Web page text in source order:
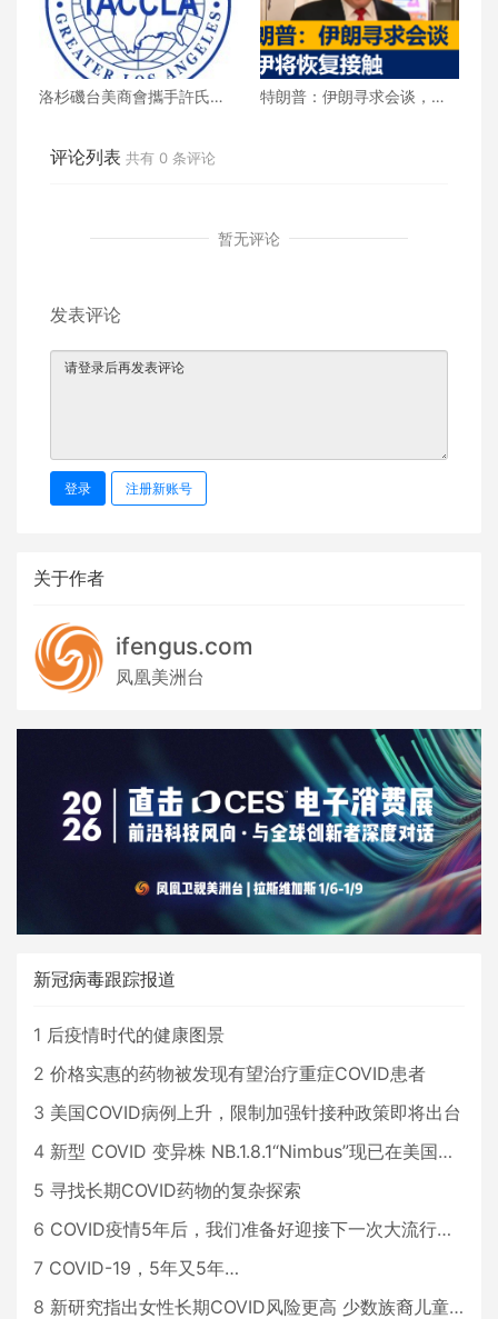
洛杉磯台美商會攜手許氏參
特朗普：伊朗寻求会谈，美
评论列表 共有 0 条评论
暂无评论
发表评论
登录 注册新账号
关于作者
ifengus.com
凤凰美洲台
新冠病毒跟踪报道
1 后疫情时代的健康图景
2 价格实惠的药物被发现有望治疗重症COVID患者
3 美国COVID病例上升，限制加强针接种政策即将出台
4 新型 COVID 变异株 NB.1.8.1“Nimbus”现已在美国占据主导地位
5 寻找长期COVID药物的复杂探索
6 COVID疫情5年后，我们准备好迎接下一次大流行了吗？
7 COVID-19，5年又5年…
8 新研究指出女性长期COVID风险更高 少数族裔儿童存在差异